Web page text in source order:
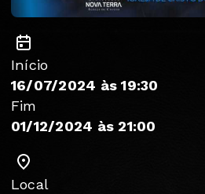
Início
16/07/2024 às 19:30
Fim
01/12/2024 às 21:00
Local